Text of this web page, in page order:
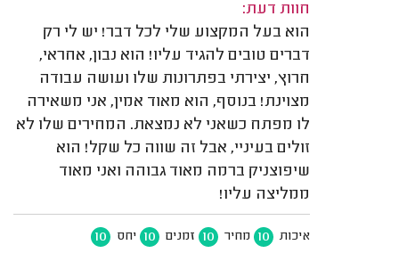
חוות דעת:
הוא בעל המקצוע שלי לכל דבר! יש לי רק
דברים טובים להגיד עליו! הוא נבון, אחראי,
חרוץ, יצירתי בפתרונות שלו ועושה עבודה
מצוינת! בנוסף, הוא מאוד אמין, אני משאירה
לו מפתח כשאני לא נמצאת. המחירים שלו לא
זולים בעיניי, אבל זה שווה כל שקל! הוא
שיפוצניק ברמה מאוד גבוהה ואני מאוד
ממליצה עליו!
איכות 10 מחיר 10 זמנים 10 יחס 10